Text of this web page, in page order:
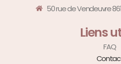
50 rue de Vendeuvre
Liens
FAQ